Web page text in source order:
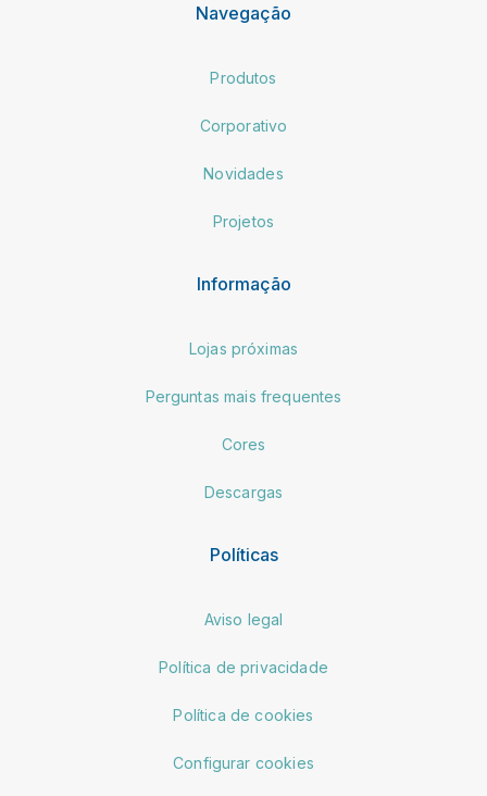
Navegação
Produtos
Corporativo
Novidades
Projetos
Informação
Lojas próximas
Perguntas mais frequentes
Cores
Descargas
Políticas
Aviso legal
Política de privacidade
Política de cookies
Configurar cookies